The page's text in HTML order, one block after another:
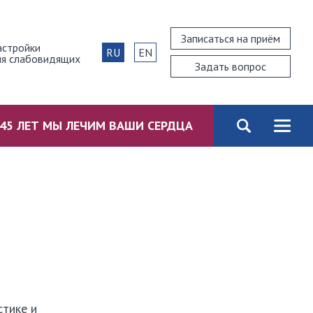
слабовидящих
Записаться на приём
Задать вопрос
RU EN
45 ЛЕТ МЫ ЛЕЧИМ ВАШИ СЕРДЦА
и